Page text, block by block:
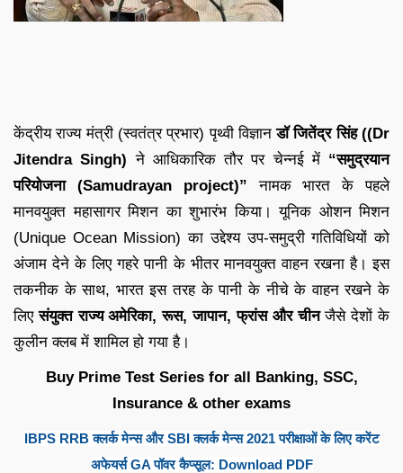
केंद्रीय राज्य मंत्री (स्वतंत्र प्रभार) पृथ्वी विज्ञानडॉ जितेंद्र सिंह ((Dr
Jitendra Singh) ने आधिकारिक तौर पर चेन्नई में “समुद्रयान
परियोजना (Samudrayan project)” नामक भारत के पहले
मानवयुक्त महासागर मिशन का शुभारंभ किया। यूनिक ओशन मिशन
(Unique Ocean Mission) का उद्देश्य उप-समुद्री गतिविधियों को
अंजाम देने के लिए गहरे पानी के भीतर मानवयुक्त वाहन रखना है। इस
तकनीक के साथ, भारत इस तरह के पानी के नीचे के वाहन रखने के
लिएसंयुक्त राज्य अमेरिका, रूस, जापान, फ्रांस और चीनजैसे देशों के
कुलीन क्लब में शामिल हो गया है।
Buy Prime Test Series for all Banking, SSC,
Insurance & other exams
IBPS RRB क्लर्क मेन्स और SBI क्लर्क मेन्स 2021 परीक्षाओं के लिए करेंट
अफेयर्स GA पॉवर कैप्सूल: Download PDF